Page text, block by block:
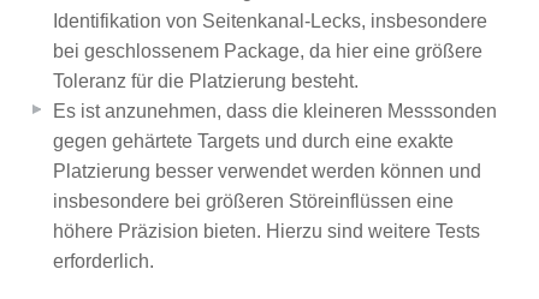
Identifikation von Seitenkanal-Lecks, insbesondere
bei geschlossenem Package, da hier eine größere
Toleranz für die Platzierung besteht.
Es ist anzunehmen, dass die kleineren Messsonden
gegen gehärtete Targets und durch eine exakte
Platzierung besser verwendet werden können und
insbesondere bei größeren Störeinflüssen eine
höhere Präzision bieten. Hierzu sind weitere Tests
erforderlich.